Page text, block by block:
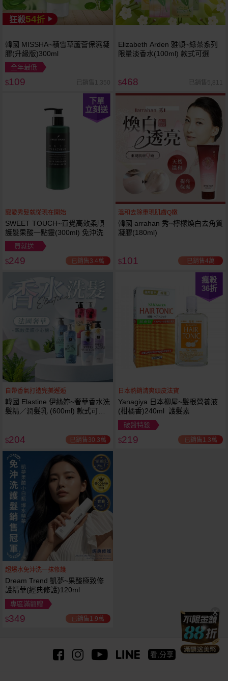
狂殺54折
韓國 MISSHA~積雪草蘆薈保濕凝
膠(升級版)300ml
全年最低
$109 已銷售1,350
Elizabeth Arden 雅頓~綠茶系列
限量淡香水(100ml) 款式可選
$468 已銷售5,811
下單
立刻送
寵愛秀髮就從現在開始
SWEET TOUCH~直覺高效柔順
護髮果酸一點靈(300ml) 免沖洗
買就送
$249 已銷售3.4萬
溫和去除重現肌膚Q嫩
韓國 arrahan 秀~檸檬煥白去角質
凝膠(180ml)
$101 已銷售4萬
自帶香氣打造完美邂逅
韓國 Elastine 伊絲婷~奢華香水洗
髮精／潤髮乳 (600ml) 款式可選
$204 已銷售30.3萬
瘋殺
36折
日本熱銷清爽頭皮法寶
Yanagiya 日本柳屋~髮根營養液
(柑橘香)240ml 護髮素
破盤特殺
$219 已銷售1.3萬
超爆水免沖洗一抹修護
Dream Trend 凱夢~果酸極致修
護精華(經典修護)120ml
專區滿額贈
$349 已銷售1.9萬
看,分享